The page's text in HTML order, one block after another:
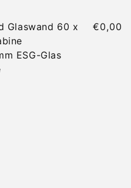
Glaswand 60 x
ESG-Glas
€0,00